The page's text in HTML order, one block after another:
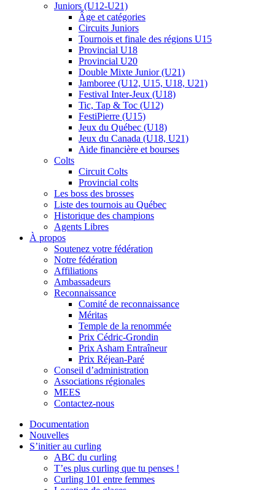
Juniors (U12-U21)
Âge et catégories
Circuits Juniors
Tournois et finale des régions U15
Provincial U18
Provincial U20
Double Mixte Junior (U21)
Jamboree (U12, U15, U18, U21)
Festival Inter-Jeux (U18)
Tic, Tap & Toc (U12)
FestiPierre (U15)
Jeux du Québec (U18)
Jeux du Canada (U18, U21)
Aide financière et bourses
Colts
Circuit Colts
Provincial colts
Les boss des brosses
Liste des tournois au Québec
Historique des champions
Agents Libres
À propos
Soutenez votre fédération
Notre fédération
Affiliations
Ambassadeurs
Reconnaissance
Comité de reconnaissance
Méritas
Temple de la renommée
Prix Cédric-Grondin
Prix Asham Entraîneur
Prix Réjean-Paré
Conseil d’administration
Associations régionales
MEES
Contactez-nous
Documentation
Nouvelles
S’initier au curling
ABC du curling
T’es plus curling que tu penses !
Curling 101 entre femmes